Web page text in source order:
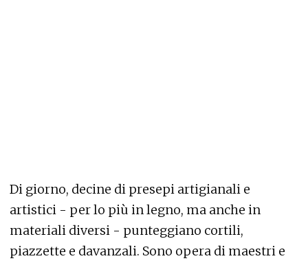
Di giorno, decine di presepi artigianali e
artistici - per lo più in legno, ma anche in
materiali diversi - punteggiano cortili,
piazzette e davanzali. Sono opera di maestri e